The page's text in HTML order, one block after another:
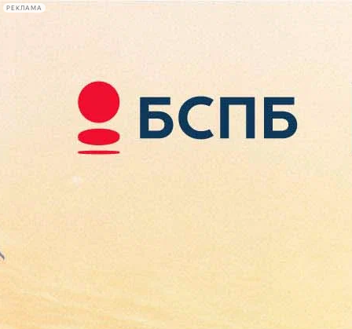
РЕКЛАМА
Сегодня:
2026.08.07
16:25
Афиша Plus